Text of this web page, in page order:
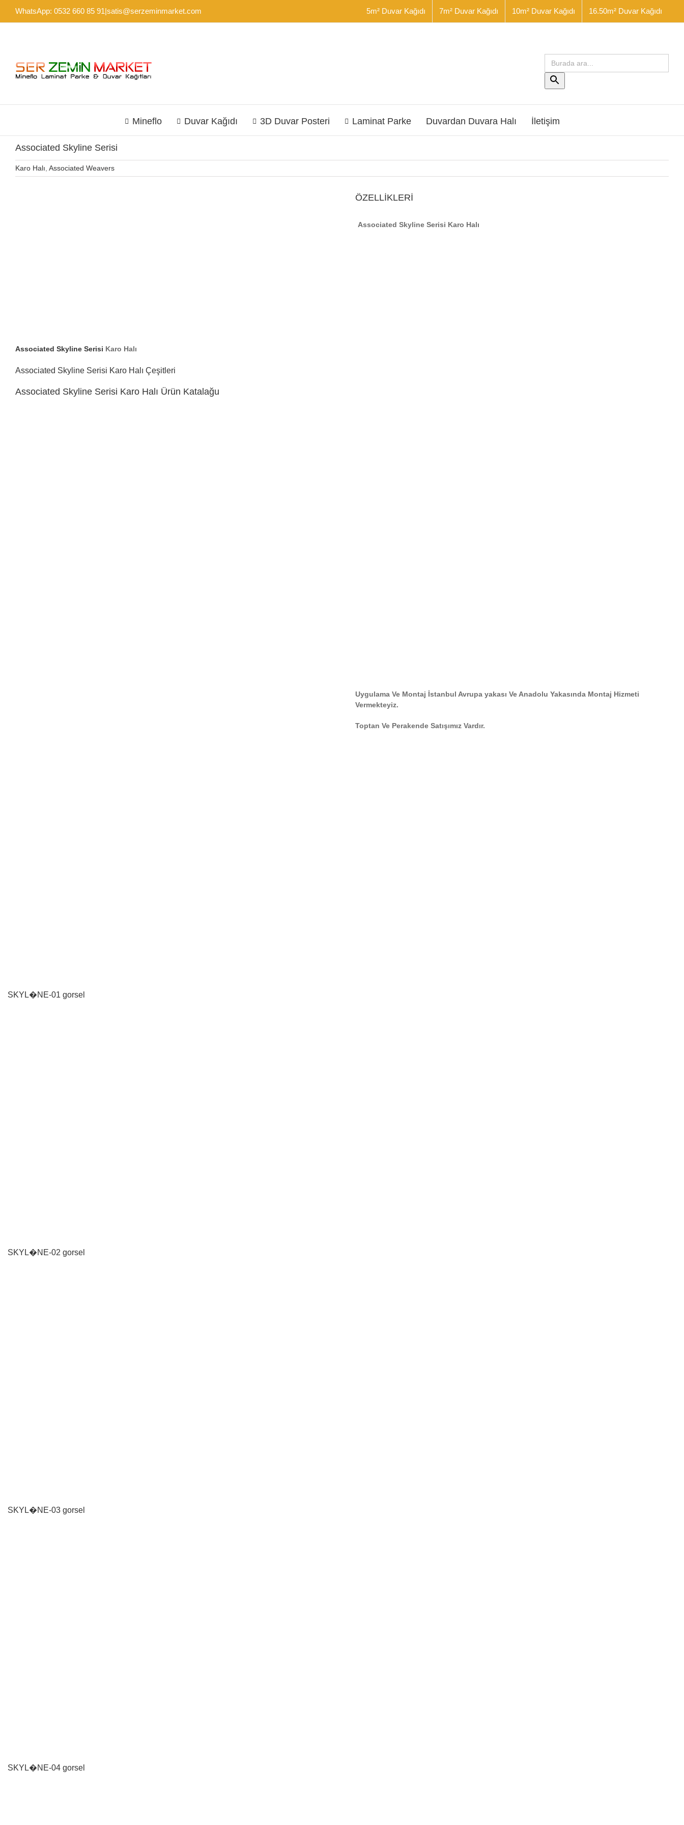
WhatsApp: 0532 660 85 91|satis@serzeminmarket.com 5m² Duvar Kağıdı 7m² Duvar Kağıdı 10m² Duvar Kağıdı 16.50m² Duvar Kağıdı
Arama
yap:
Arama
Butonu
Mineflo Duvar Kağıdı 3D Duvar Posteri Laminat Parke Duvardan Duvara Halı İletişim
Associated Skyline Serisi
Karo Halı Associated Weavers
Associated Skyline Serisi Karo Halı
Associated Skyline Serisi Karo Halı Çeşitleri
Associated Skyline Serisi Karo Halı Ürün Katalağu
ÖZELLİKLERİ
Associated Skyline Serisi Karo Halı
Uygulama Ve Montaj İstanbul Avrupa yakası Ve Anadolu Yakasında Montaj Hizmeti
Vermekteyiz.
Toptan Ve Perakende Satışımız Vardır.
SKYL�NE-01 gorsel
SKYL�NE-02 gorsel
SKYL�NE-03 gorsel
SKYL�NE-04 gorsel